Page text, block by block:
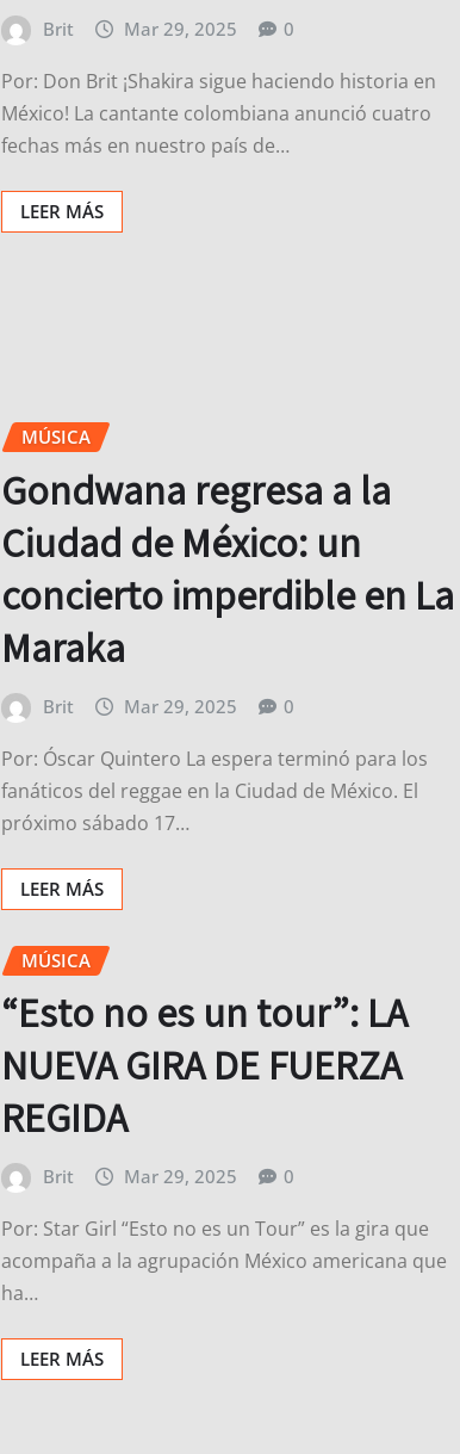
Brit Mar 29, 2025 0
Por: Don Brit ¡Shakira sigue haciendo historia en
México! La cantante colombiana anunció cuatro
fechas más en nuestro país de…
LEER MÁS
MÚSICA
Gondwana regresa a la
Ciudad de México: un
concierto imperdible en La
Maraka
Brit Mar 29, 2025 0
Por: Óscar Quintero La espera terminó para los
fanáticos del reggae en la Ciudad de México. El
próximo sábado 17…
LEER MÁS
MÚSICA
“Esto no es un tour”: LA
NUEVA GIRA DE FUERZA
REGIDA
Brit Mar 29, 2025 0
Por: Star Girl “Esto no es un Tour” es la gira que
acompaña a la agrupación México americana que
ha…
LEER MÁS